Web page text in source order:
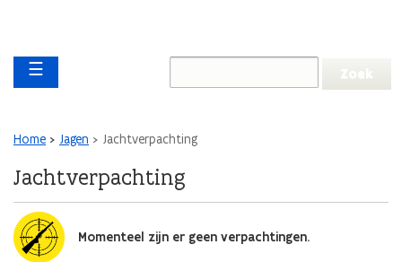
Main navigation
☰
Kruimelpad
Home Jagen Jachtverpachting
Jachtverpachting
Afbeelding
Momenteel zijn er geen verpachtingen.